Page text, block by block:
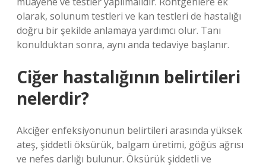
olarak, solunum testleri ve kan testleri de hastalığı
doğru bir şekilde anlamaya yardımcı olur. Tanı
konulduktan sonra, aynı anda tedaviye başlanır.
Ciğer hastalığının belirtileri
nelerdir?
Akciğer enfeksiyonunun belirtileri arasında yüksek
ateş, şiddetli öksürük, balgam üretimi, göğüs ağrısı
ve nefes darlığı bulunur. Öksürük şiddetli ve